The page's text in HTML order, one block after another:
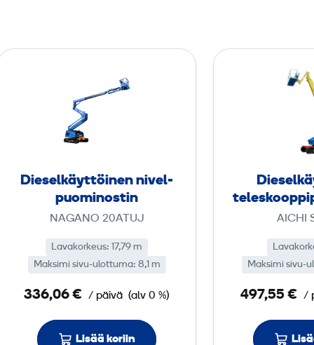
e
­
t
t
i
n
e
Diesel­käyttöinen nivel­
puomi­nostin
NAGANO 20ATUJ
Lavakorkeus: 17,79 m
Maksimi sivu-ulottuma: 8,1 m
336,06 € / päivä (alv 0 %)
Lisää koriin
i
l
i
AICHI
Maksimi sivu-
497,55 € /